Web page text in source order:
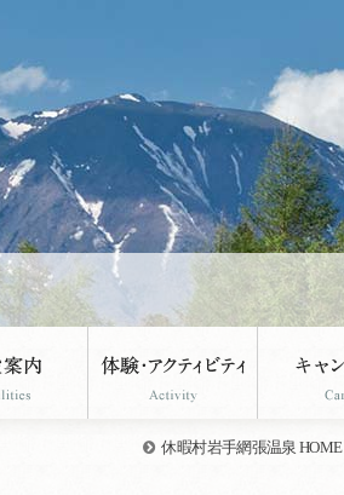
休暇村岩手網張温泉 HOME